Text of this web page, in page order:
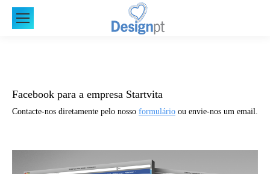
Facebook para a empresa Startvita
Contacte-nos diretamente pelo nosso formulário ou envie-nos um email.